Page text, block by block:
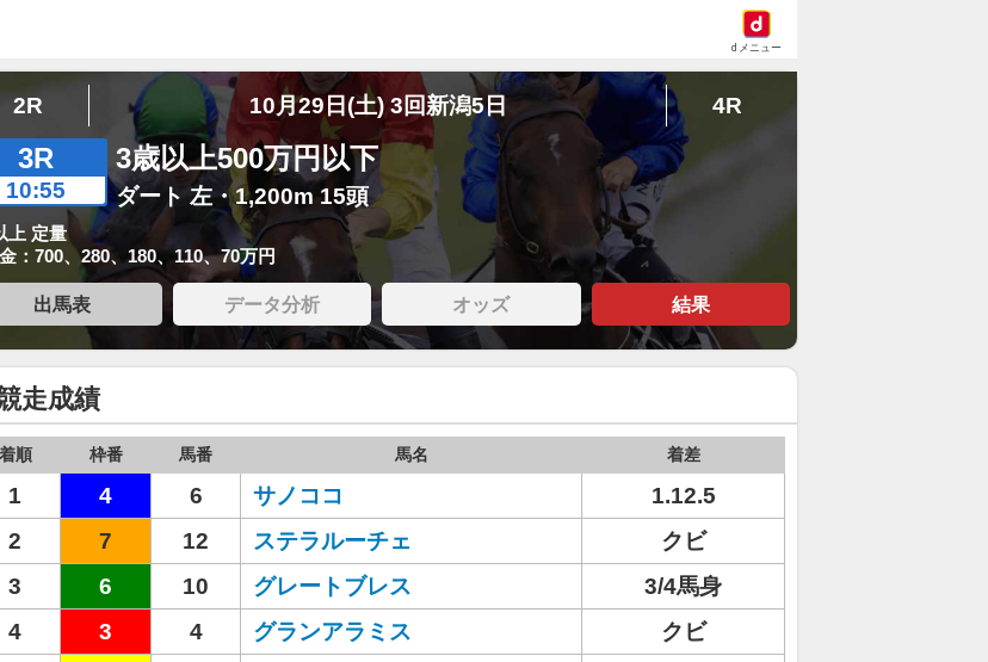
dメニュー
2R 10月29日(土) 3回新潟5日 4R
3R
10:55
3歳以上500万円以下
ダート 左・1,200m 15頭
上 定量
：700、280、180、110、70万円
出馬表 データ分析 オッズ 結果
走成績
着順 枠番 馬番 馬名 着差
1 4 6 サノココ
1.12.5
2
7 12 ステラルーチェ
クビ
3
6 10 グレートブレス
3/4馬身
4
3 4 グランアラミス
クビ